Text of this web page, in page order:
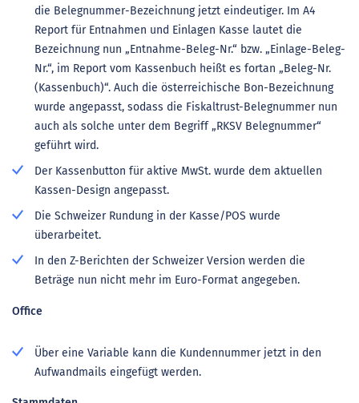
die Belegnummer-Bezeichnung jetzt eindeutiger. Im A4
Report für Entnahmen und Einlagen Kasse lautet die
Bezeichnung nun „Entnahme-Beleg-Nr.“ bzw. „Einlage-Beleg-
Nr.“, im Report vom Kassenbuch heißt es fortan „Beleg-Nr.
(Kassenbuch)“. Auch die österreichische Bon-Bezeichnung
wurde angepasst, sodass die Fiskaltrust-Belegnummer nun
auch als solche unter dem Begriff „RKSV Belegnummer“
geführt wird.
Der Kassenbutton für aktive MwSt. wurde dem aktuellen
Kassen-Design angepasst.
Die Schweizer Rundung in der Kasse/POS wurde
überarbeitet.
In den Z-Berichten der Schweizer Version werden die
Beträge nun nicht mehr im Euro-Format angegeben.
Office
Über eine Variable kann die Kundennummer jetzt in den
Aufwandmails eingefügt werden.